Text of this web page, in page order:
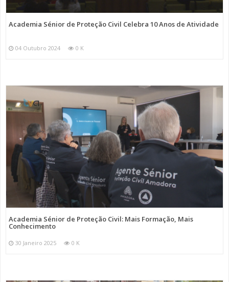
Academia Sénior de Proteção Civil Celebra 10 Anos de Atividade
04 Outubro 2024 0 K
Academia Sénior de Proteção Civil: Mais Formação, Mais
Conhecimento
30 Janeiro 2025 0 K